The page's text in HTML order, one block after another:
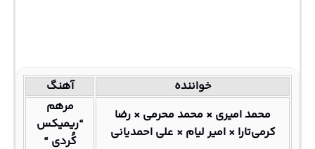
خواننده
آهنگ
محمد امیری × محمد محرمی × رضا
کرمی‌تارا × امیر لیام × علی احمدیانی
مرهم
“ریمیکس
کُردی “